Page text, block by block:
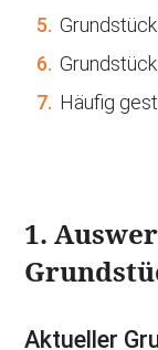
5.
6.
7. Häufig
1.
Aktueller